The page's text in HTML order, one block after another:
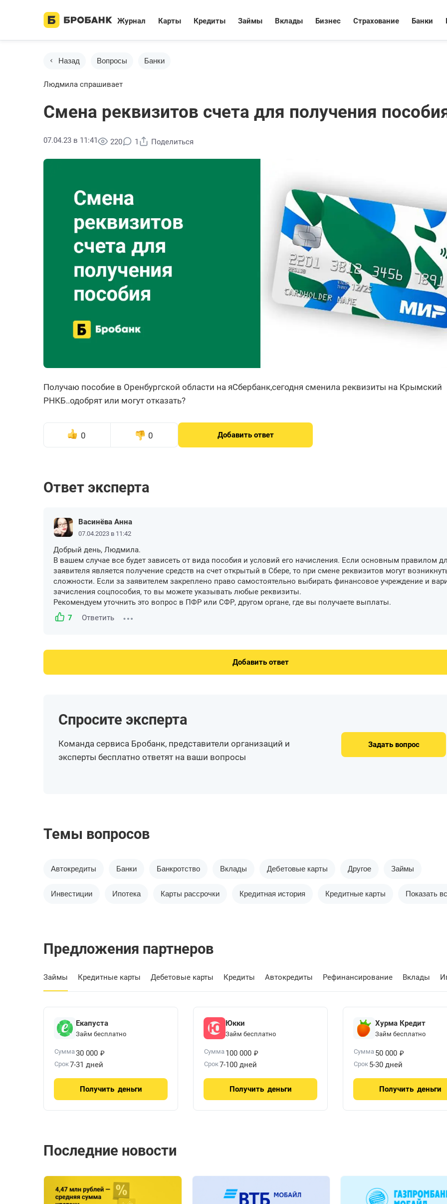
Журнал Карты Кредиты Займы Вклады Бизнес Страхование Банки
Назад Вопросы Банки
Людмила спрашивает
Смена реквизитов счета для получения
07.04.23 в 11:41 220 1 Поделиться
Получаю пособие в Оренбургской области на яСбербанк,сегодня сменила реквизиты на Крымский
РНКБ..одобрят или могут отказать?
0 0 Добавить ответ
Ответ эксперта
Васинёва Анна
07.04.2023 в 11:42
Добрый день, Людмила.
В вашем случае все будет зависеть от вида пособия и условий его начисления. Если основным правилом
заявителя является получение средств на счет открытый в Сбере, то при смене реквизитов могут
сложности. Если за заявителем закреплено право самостоятельно выбирать финансовое учреждение и
зачисления соцпособия, то вы можете указывать любые реквизиты.
Рекомендуем уточнить это вопрос в ПФР или СФР, другом органе, где вы получаете выплаты.
7
Ответить
Добавить ответ
Спросите эксперта
Команда сервиса Бробанк, представители организаций и
эксперты бесплатно ответят на ваши вопросы
Задать вопрос
Темы вопросов
Автокредиты Банки Банкротство Вклады Дебетовые карты Другое Займы
Инвестиции Ипотека Карты рассрочки Кредитная история Кредитные карты Показать
Предложения партнеров
Займы Кредитные карты Дебетовые карты Кредиты Автокредиты Рефинансирование Вклады
Екапуста
Займ бесплатно
Сумма30 000 ₽
Срок7-31 дней
Получить деньги
Юкки
Займ бесплатно
Сумма 100 000 ₽
Срок7-100 дней
Получить деньги
Хурма Кредит
Займ бесплатно
Сумма 50 000 ₽
Срок 5-30 дней
Получить деньги
Последние новости